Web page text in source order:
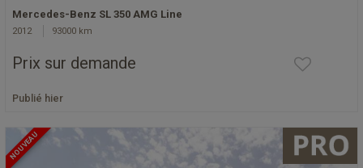
Mercedes-Benz SL 350 AMG Line
2012 93000 km
Prix sur demande
Publié hier
NOUVEAU